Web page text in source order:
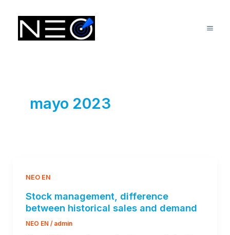
contenido
mayo 2023
NEO EN
Stock management, difference
between historical sales and demand
NEO EN / admin